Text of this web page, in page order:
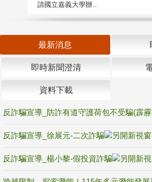
請國立嘉義大學辦...
最新消息
即時新聞澄清
資料下載
反詐騙宣導_徐展元-二次詐騙
反詐騙宣導_楊小黎-假投資詐騙